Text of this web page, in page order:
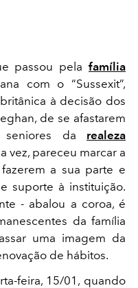
passou pela família
com o “Sussexit”,
à decisão dos
de se afastarem
da realeza
vez, pareceu marcar a
a sua parte e
suporte à instituição.
- abalou a coroa, é
da família
uma imagem da
de hábitos.
feira, 15/01, quando